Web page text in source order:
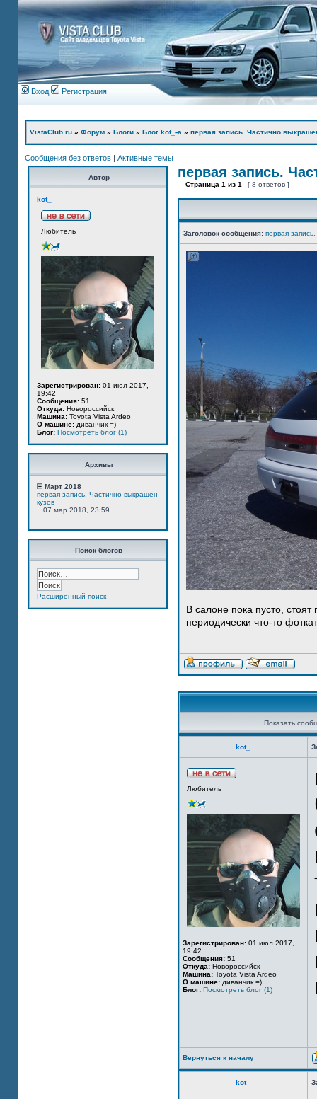
Вход Регистрация
VistaClub.ru » Форум » Блоги » Блог kot_-а » первая запись. Частично
Сообщения без ответов | Активные темы
Автор
kot_
Любитель
Зарегистрирован: 01 июл 2017,
19:42
Сообщения: 51
Откуда: Новороссийск
Машина: Toyota Vista Ardeo
О машине: диванчик =)
Блог: Посмотреть блог (1)
Архивы
Март 2018
первая запись. Частично выкрашен
кузов
07 мар 2018, 23:59
Поиск блогов
Расширенный поиск
первая запись.
Страница 1 из 1 [ 8 ответов ]
Заголовок сообщения: первая
В салоне пока пусто,
периодически что-то
Показать
kot_
Любитель
Зарегистрирован: 01 июл 2017,
19:42
Сообщения: 51
Откуда: Новороссийск
Машина: Toyota Vista Ardeo
О машине: диванчик =)
Блог: Посмотреть блог (1)
Вернуться к началу
kot_